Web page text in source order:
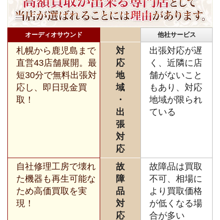
オーディオサウンド 他社サービス
札幌から鹿児島まで
直営43店舗展開。最
短30分で無料出張対
応し、即日現金買
取！
対
応
地
域
・
出
張
対
応
出張対応が遅
く、近隣に店
舗がないこと
もあり、対応
地域が限られ
ている
自社修理工房で壊れ
た機器も再生可能な
ため高価買取を実
現！
故
障
品
対
応
故障品は買取
不可、相場に
より買取価格
が低くなる場
合が多い